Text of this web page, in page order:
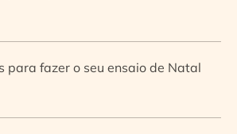
para fazer o seu ensaio de Natal